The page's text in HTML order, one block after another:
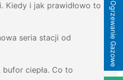
Ogrzewanie Gazowe
Kiedy i jak prawidłowo to
seria stacji od
ciepła. Co to